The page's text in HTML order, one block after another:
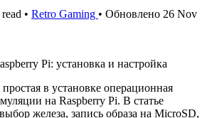
• Retro Gaming • Обновлено 26 Nov
Pi: установка и настройка
в установке операционная
на Raspberry Pi. В статье
железа, запись образа на MicroSD,